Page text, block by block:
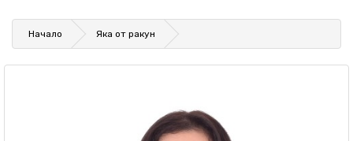
Начало Яка от ракун